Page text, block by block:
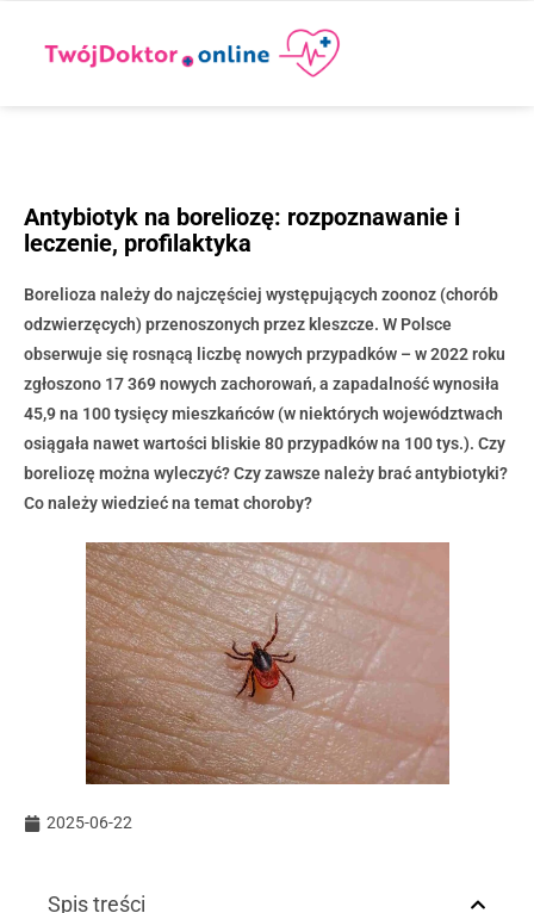
Antybiotyk na boreliozę: rozpoznawanie i
leczenie, profilaktyka
Borelioza należy do najczęściej występujących zoonoz (chorób
odzwierzęcych) przenoszonych przez kleszcze. W Polsce
obserwuje się rosnącą liczbę nowych przypadków – w 2022 roku
zgłoszono 17 369 nowych zachorowań, a zapadalność wynosiła
45,9 na 100 tysięcy mieszkańców (w niektórych województwach
osiągała nawet wartości bliskie 80 przypadków na 100 tys.). Czy
boreliozę można wyleczyć? Czy zawsze należy brać antybiotyki?
Co należy wiedzieć na temat choroby?
2025-06-22
Spis treści